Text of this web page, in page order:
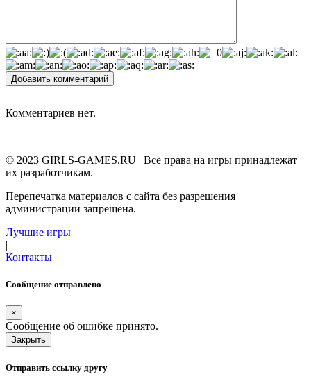
Добавить комментарий
Комментариев нет.
© 2023 GIRLS-GAMES.RU | Все права на игры принадлежат
их разработчикам.
Перепечатка материалов с сайта без разрешения
администрации запрещена.
Лучшие игры
|
Контакты
Сообщение отправлено
×
Сообщение об ошибке принято.
Закрыть
Отправить ссылку другу